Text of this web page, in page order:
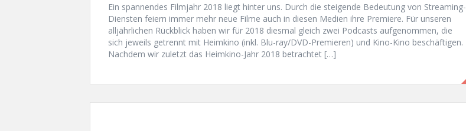
Ein spannendes Filmjahr 2018 liegt hinter uns. Durch die steigende Bedeutung von Streaming-
Diensten feiern immer mehr neue Filme auch in diesen Medien ihre Premiere. Für unseren
alljährlichen Rückblick haben wir für 2018 diesmal gleich zwei Podcasts aufgenommen, die
sich jeweils getrennt mit Heimkino (inkl. Blu-ray/DVD-Premieren) und Kino-Kino beschäftigen.
Nachdem wir zuletzt das Heimkino-Jahr 2018 betrachtet […]